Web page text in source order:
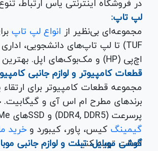
در فروشگاه اینترنتی یاس ارتباط،
لپ تاپ:
مجموعه‌ای بی‌نظیر از انواع لپ تاپ
اچ‌پی (HP) و مک‌بوک‌های اپل. بهترین انتخاب‌ها را برای خرید لپ تاپ نو با گارانتی معتبر در یاس ارتباط بیابید.
قطعات کامپیوتر و لوازم جانبی
مجموعه قطعات کامپیوتر برای
پرسرعت (DDR4, DDR5) و SSDهای NVMe. همچنین کلیه
گیمینگ کیس، پاور، کیبورد و خرید
اصالت تهیه کنید.
گوشی موبایل، تبلت و لوازم جانبی